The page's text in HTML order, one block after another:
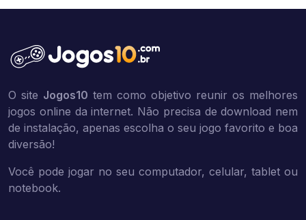
O site Jogos10 tem como objetivo reunir os melhores
jogos online da internet. Não precisa de download nem
de instalação, apenas escolha o seu jogo favorito e boa
diversão!
Você pode jogar no seu computador, celular, tablet ou
notebook.